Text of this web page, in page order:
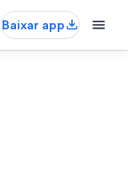
Baixar app